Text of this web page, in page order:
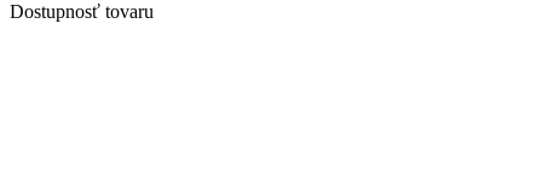
Dostupnosť tovaru